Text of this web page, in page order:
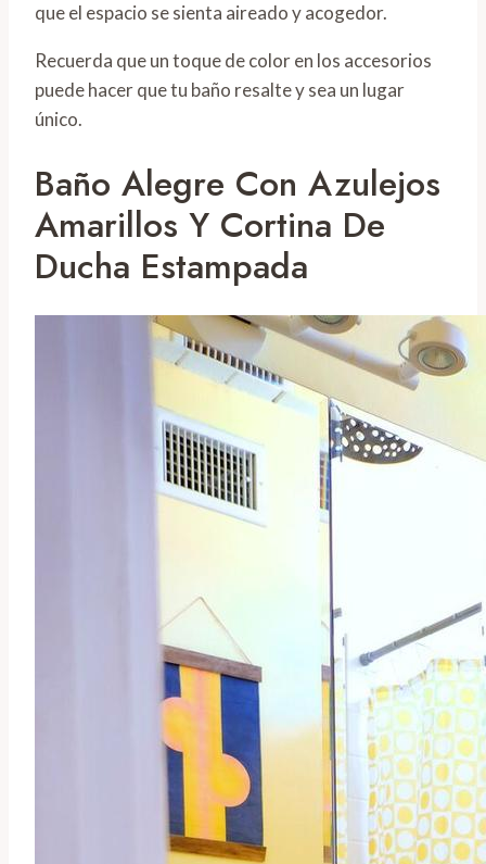
que el espacio se sienta aireado y acogedor.
Recuerda que un toque de color en los accesorios
puede hacer que tu baño resalte y sea un lugar
único.
Baño Alegre Con Azulejos
Amarillos Y Cortina De
Ducha Estampada